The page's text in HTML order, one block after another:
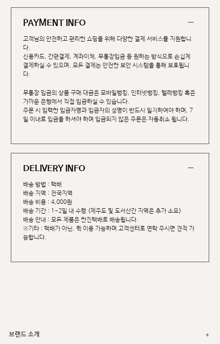
PAYMENT INFO
고객님의 안전하고 편리한 쇼핑을 위해 다양한 결제 서비스를 지원합니
다.
신용카드, 간편결제, 계좌이체, 무통장입금 등 원하는 방식으로 손쉽게
결제하실 수 있으며, 모든 결제는 안전한 보안 시스템을 통해 보호됩니
다.
무통장 입금의 상품 구매 대금은 모바일뱅킹, 인터넷뱅킹, 텔레뱅킹 혹은
가까운 은행에서 직접 입금하실 수 있습니다.
주문 시 입력한 입금자명과 입금자의 성명이 반드시 일치하여야 하며, 7
일 이내로 입금을 하셔야 하며 입금되지 않은 주문은 자동취소 됩니다.
DELIVERY INFO
배송 방법 : 택배
배송 지역 : 전국지역
배송 비용 : 4,000원
배송 기간 : 1~2일 내 수령 (제주도 및 도서산간 지역은 추가 소요)
배송 안내 : 모든 제품은 한진택배로 배송됩니다.
※기타 : 택배가 아닌, 퀵 이용 가능하며 고객센터로 연락 주시면 견적 가
능합니다.
브랜드 소개